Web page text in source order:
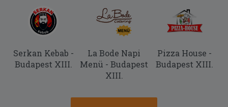
Serkan Kebab -
Budapest XIII.
La Bode Napi
Menü - Budapest
XIII.
Pizza House -
Budapest XIII.